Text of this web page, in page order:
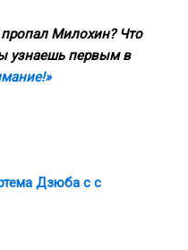
Милохин? Что
узнаешь первым в
Дзюба с с